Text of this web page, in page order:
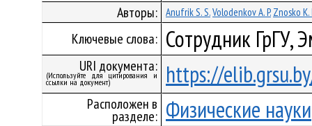
Авторы: Anufrik S. S.Volodenkov A. P. Znosko K.
Ключевые слова: Сотрудник ГрГУ,
URI документа:
(Используйте для цитирования и
ссылки на документ) https://
Расположен в
разделе: Физические науки